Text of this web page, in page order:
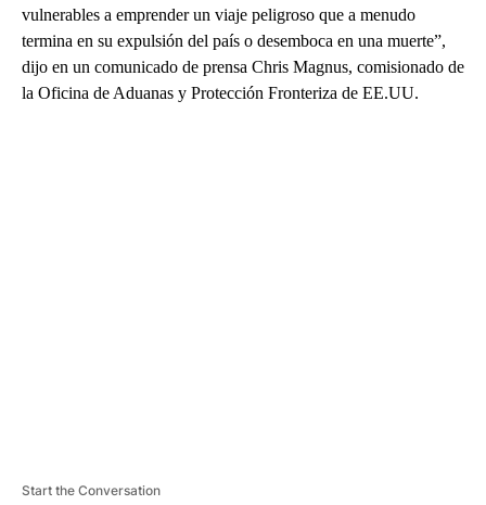
vulnerables a emprender un viaje peligroso que a menudo
termina en su expulsión del país o desemboca en una muerte”,
dijo en un comunicado de prensa Chris Magnus, comisionado de
la Oficina de Aduanas y Protección Fronteriza de EE.UU.
Start the Conversation